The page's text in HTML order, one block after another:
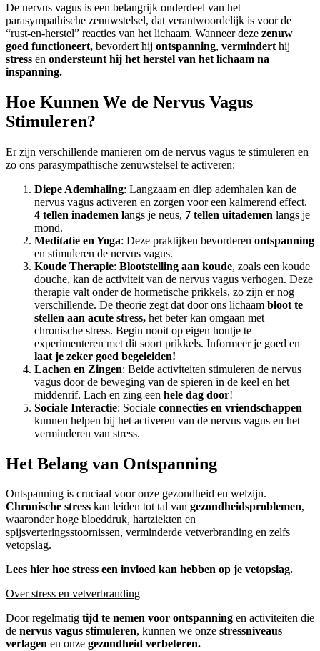
De nervus vagus is een belangrijk onderdeel van het
parasympathische zenuwstelsel, dat verantwoordelijk is voor de
“rust-en-herstel” reacties van het lichaam. Wanneer deze zenuw
goed functioneert, bevordert hij ontspanning, vermindert hij
stress en ondersteunt hij het herstel van het lichaam na
inspanning.
Hoe Kunnen We de Nervus Vagus
Stimuleren?
Er zijn verschillende manieren om de nervus vagus te stimuleren en
zo ons parasympathische zenuwstelsel te activeren:
Diepe Ademhaling: Langzaam en diep ademhalen kan de
nervus vagus activeren en zorgen voor een kalmerend effect.
4 tellen inademen langs je neus, 7 tellen uitademen langs je
mond.
Meditatie en Yoga: Deze praktijken bevorderen ontspanning
en stimuleren de nervus vagus.
Koude Therapie: Blootstelling aan koude, zoals een koude
douche, kan de activiteit van de nervus vagus verhogen. Deze
therapie valt onder de hormetische prikkels, zo zijn er nog
verschillende. De theorie zegt dat door ons lichaam bloot te
stellen aan acute stress, het beter kan omgaan met
chronische stress. Begin nooit op eigen houtje te
experimenteren met dit soort prikkels. Informeer je goed en
laat je zeker goed begeleiden!
Lachen en Zingen: Beide activiteiten stimuleren de nervus
vagus door de beweging van de spieren in de keel en het
middenrif. Lach en zing een hele dag door!
Sociale Interactie: Sociale connecties en vriendschappen
kunnen helpen bij het activeren van de nervus vagus en het
verminderen van stress.
Het Belang van Ontspanning
Ontspanning is cruciaal voor onze gezondheid en welzijn.
Chronische stress kan leiden tot tal van gezondheidsproblemen,
waaronder hoge bloeddruk, hartziekten en
spijsverteringsstoornissen, verminderde vetverbranding en zelfs
vetopslag.
Lees hier hoe stress een invloed kan hebben op je vetopslag.
Over stress en vetverbranding
Door regelmatig tijd te nemen voor ontspanning en activiteiten die
de nervus vagus stimuleren, kunnen we onze stressniveaus
verlagen en onze gezondheid verbeteren.